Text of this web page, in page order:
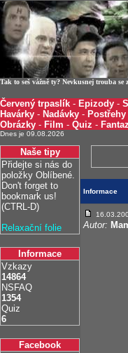
Tak to seš vážně ty? Nevkusnej trouba
Červený trpaslík - Epizody -
Havárky - Nadávky - Postřehy
Obrázky - Film - Quiz -
Dnes je 09.08.2026
Naše tipy
Přidejte si nás do
položky Oblíbené.
Don't forget to
bookmark us!
(CTRL-D)
Relaxační folie
Informace
Vzkazy
14864
NSFAQ
1354
Quiz
6
Facebook
Informace
Autor: